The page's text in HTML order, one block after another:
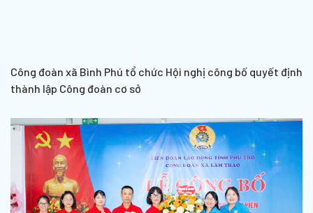
Công đoàn xã Bình Phú tổ chức Hội nghị công bố quyết định
thành lập Công đoàn cơ sở